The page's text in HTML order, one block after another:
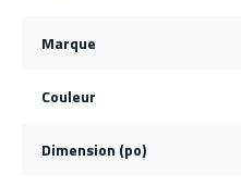
Marque
Couleur
Dimension (po)